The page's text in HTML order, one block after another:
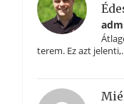
terem. Ez azt